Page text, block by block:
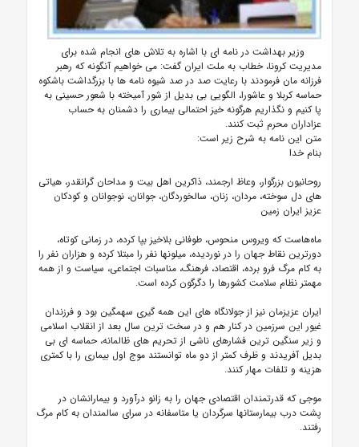
وزیر بهداشت در نامه ای با اشاره به تلاش های انجام شده برای
مدیریت کرونا، خطاب به ملت ایران گفت: می خواهیم آنگونه که رهبر
فرزانه مان فرمودند با رعایت صد در صد شیوه نامه ها با بزرگداشت باشکوه
حماسه کربلا و عاشورا، الگویی بی بدیل از شور آمیخته با شعور حسینی به
پا کنیم و نگذاریم هرگونه خیز احتمالی بیماری را دشمنان به حساب
عزاداران محرم ثبت کنند.
متن این نامه به شرح زیر است:
بنام خدا
روحانیون بزرگوار، وعاظ ارجمند، ذاکرین اهل بیت و مداحان گرانقدر، هیاتی
های دل سوخته، مردان، زنان، سالخوردگان، جوانان، نوجوانان و کودکان
عزیز ایران زمین
ماه‌هاست که ویروس منحوس، طوفانی بلاخیز بپا کرده، در زمانی کوتاه،
دورترین نقاط جهان را در نوردیده، میلونها نفر را مبتلا کرده و هزاران نفر را
به کام مرگ فرو برده، اقتصاد، فرهنگ، مناسبات اجتماعی، سیاست و از همه
مهمتر نظام سلامت کشورها را دگرگون کرده است.
ایران عزیزمان نیز از جولانگاه های این همه گیری سهمگین بود و فرزندان
غیور این سرزمین در کنار هم و در سخت ترین سال بعد از انقلاب اسلامی
و زیر سنگین ترین فشارهای ناشی از تحریم های ظالمانه، حماسه ای بی
بدیل آفریدند و ظرف کمتر از دو ماه توانستند موج اول بیماری را با کمتری
هزینه و تلفات مهار کنند.
موجی که قدرتمندان اقتصادی جهان را به زانو درآورد و بیمارانشان در
پشت درب بیمارستانها سرگردان یا متاسفانه در سرای سالمندان به کام مرگ
رفتند.